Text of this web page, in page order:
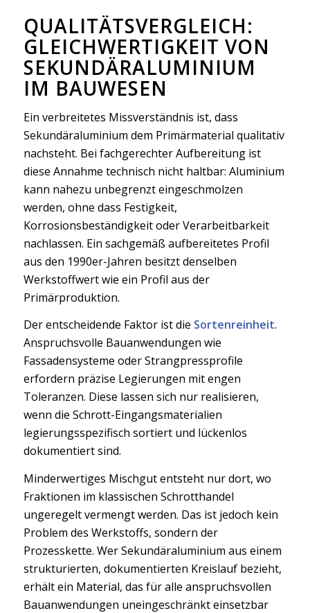
QUALITÄTSVERGLEICH:
GLEICHWERTIGKEIT VON
SEKUNDÄRALUMINIUM
IM BAUWESEN
Ein verbreitetes Missverständnis ist, dass
Sekundäraluminium dem Primärmaterial qualitativ
nachsteht. Bei fachgerechter Aufbereitung ist
diese Annahme technisch nicht haltbar: Aluminium
kann nahezu unbegrenzt eingeschmolzen
werden, ohne dass Festigkeit,
Korrosionsbeständigkeit oder Verarbeitbarkeit
nachlassen. Ein sachgemäß aufbereitetes Profil
aus den 1990er-Jahren besitzt denselben
Werkstoffwert wie ein Profil aus der
Primärproduktion.
Der entscheidende Faktor ist die Sortenreinheit.
Anspruchsvolle Bauanwendungen wie
Fassadensysteme oder Strangpressprofile
erfordern präzise Legierungen mit engen
Toleranzen. Diese lassen sich nur realisieren,
wenn die Schrott-Eingangsmaterialien
legierungsspezifisch sortiert und lückenlos
dokumentiert sind.
Minderwertiges Mischgut entsteht nur dort, wo
Fraktionen im klassischen Schrotthandel
ungeregelt vermengt werden. Das ist jedoch kein
Problem des Werkstoffs, sondern der
Prozesskette. Wer Sekundäraluminium aus einem
strukturierten, dokumentierten Kreislauf bezieht,
erhält ein Material, das für alle anspruchsvollen
Bauanwendungen uneingeschränkt einsetzbar